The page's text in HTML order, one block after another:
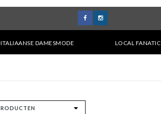
ITALIAANSE DAMESMODE LOCAL FANATIC